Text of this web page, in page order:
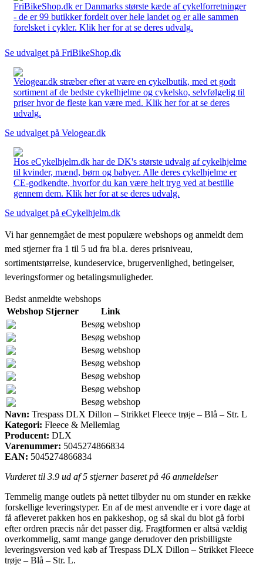
FriBikeShop.dk er Danmarks største kæde af cykelforretninger
- de er 99 butikker fordelt over hele landet og er alle sammen
forelsket i cykler. Klik her for at se deres udvalg.
Se udvalget på FriBikeShop.dk
Velogear.dk stræber efter at være en cykelbutik, med et godt
sortiment af de bedste cykelhjelme og cykelsko, selvfølgelig til
priser hvor de fleste kan være med. Klik her for at se deres
udvalg.
Se udvalget på Velogear.dk
Hos eCykelhjelm.dk har de DK's største udvalg af cykelhjelme
til kvinder, mænd, børn og babyer. Alle deres cykelhjelme er
CE-godkendte, hvorfor du kan være helt tryg ved at bestille
gennem dem. Klik her for at se deres udvalg.
Se udvalget på eCykelhjelm.dk
Vi har gennemgået de mest populære webshops og anmeldt dem
med stjerner fra 1 til 5 ud fra bl.a. deres prisniveau,
sortimentstørrelse, kundeservice, brugervenlighed, betingelser,
leveringsformer og betalingsmuligheder.
Bedst anmeldte webshops
Webshop Stjerner
Link
Besøg webshop
Besøg webshop
Besøg webshop
Besøg webshop
Besøg webshop
Besøg webshop
Besøg webshop
Navn: Trespass DLX Dillon – Strikket Fleece trøje – Blå – Str. L
Kategori: Fleece & Mellemlag
Producent: DLX
Varenummer: 5045274866834
EAN: 5045274866834
Vurderet til 3.9 ud af 5 stjerner baseret på 46 anmeldelser
Temmelig mange outlets på nettet tilbyder nu om stunder en række
forskellige leveringstyper. En af de mest anvendte er i vore dage at
få afleveret pakken hos en pakkeshop, og så skal du blot gå forbi
efter ordren præcis når det passer dig. Fragtformen er altså vældig
overkommelig, samt mange gange derudover den prisbilligste
leveringsversion ved køb af Trespass DLX Dillon – Strikket Fleece
trøje – Blå – Str. L.